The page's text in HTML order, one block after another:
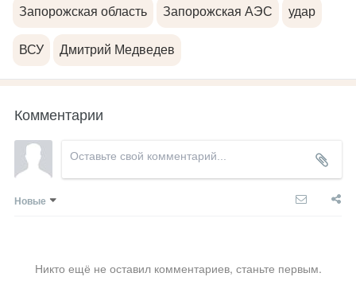
Запорожская область Запорожская АЭС удар
ВСУ Дмитрий Медведев
Комментарии
Новые
Никто ещё не оставил комментариев, станьте первым.